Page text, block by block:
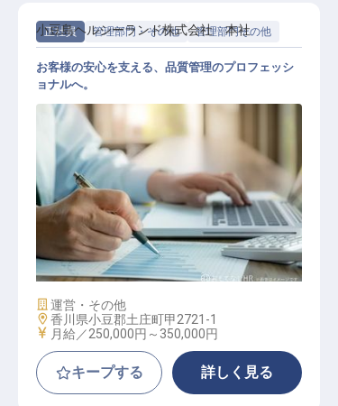
正社員 管理部門・その他 管理部門その他
化粧品総括製造販売責任者
小豆島ヘルシーランド株式会社 本社
お客様の安心を支える、品質管理のプロフェッシ
ョナルへ。
施設業態
運営・その他
勤務地
香川県小豆郡土庄町甲2721-1
給与
月給／250,000円～ 350,000円
キープする 詳しく見る